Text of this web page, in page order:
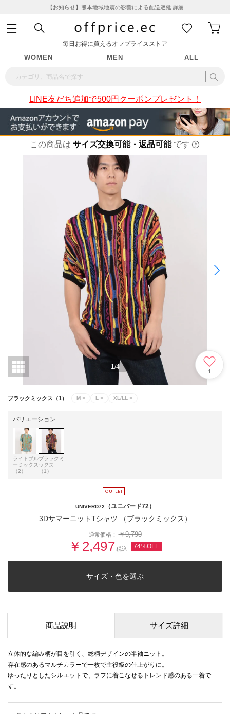
【お知らせ】熊本地域地震の影響による配送遅延 詳細
毎日お得に買えるオフプライスストア
WOMEN MEN ALL
LINE友だち追加で500円クーポンプレゼント！
この商品は サイズ交換可能・返品可能 です
1/4
1
ブラックミックス（1） M × L × XL/LL ×
バリエーション
ライトブル
ーミックス
（2）
ブラックミ
ックス
（1）
UNIVERD72（ユニバード72）
3DサマーニットTシャツ （ブラックミックス）
通常価格：￥9,790
￥2,497税込 74%OFF
サイズ・色を選ぶ
商品説明 サイズ詳細
立体的な編み柄が目を引く、総柄デザインの半袖ニット。
存在感のあるマルチカラーで一枚で主役級の仕上がりに。
ゆったりとしたシルエットで、ラフに着こなせるトレンド感のある一着で
す。